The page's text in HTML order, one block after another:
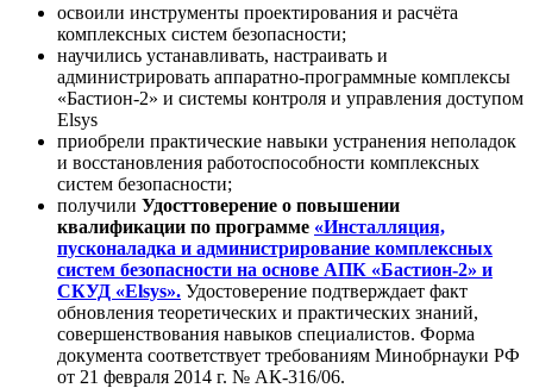
освоили инструменты проектирования и расчёта
комплексных систем безопасности;
научились устанавливать, настраивать и
администрировать аппаратно-программные комплексы
«Бастион-2» и системы контроля и управления доступом
Elsys
приобрели практические навыки устранения неполадок
и восстановления работоспособности комплексных
систем безопасности;
получили Удосттоверение о повышении
квалификации по программе «Инсталляция,
пусконаладка и администрирование комплексных
систем безопасности на основе АПК «Бастион-2» и
СКУД «Elsys». Удостоверение подтверждает факт
обновления теоретических и практических знаний,
совершенствования навыков специалистов. Форма
документа соответствует требованиям Минобрнауки РФ
от 21 февраля 2014 г. № АК-316/06.